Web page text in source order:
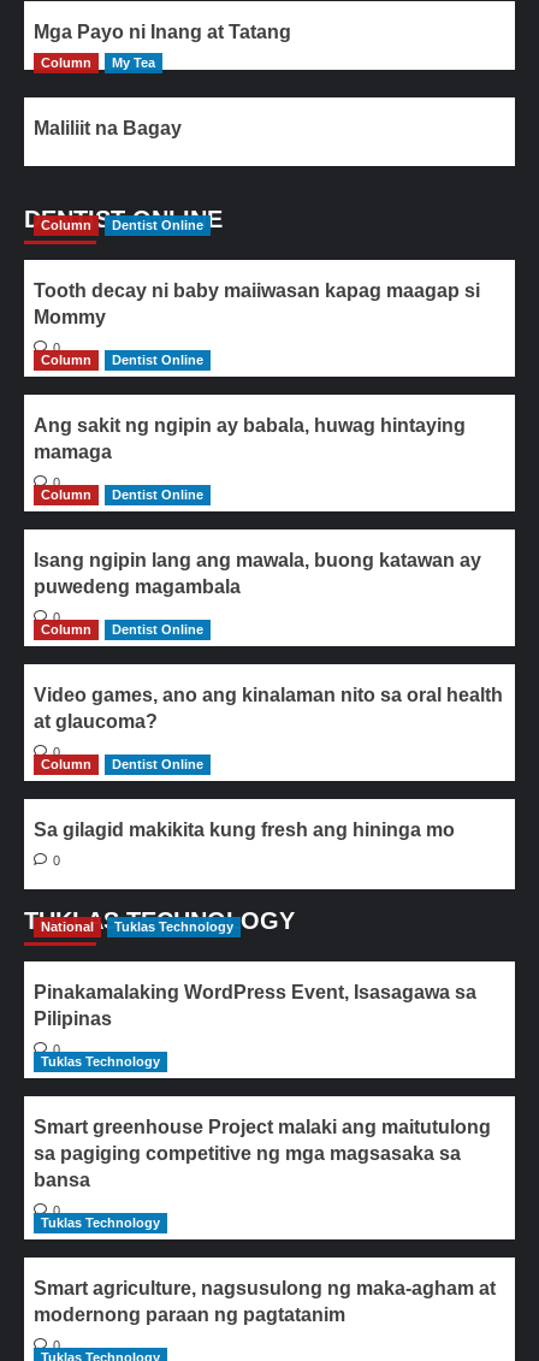
Mga Payo ni Inang at Tatang
Column My Tea
Maliliit na Bagay
DENTIST ONLINE
Column Dentist Online
Tooth decay ni baby maiiwasan kapag maagap si
Mommy
0
Column
Dentist Online
Ang sakit ng ngipin ay babala, huwag hintaying
mamaga
0
Column
Dentist Online
Isang ngipin lang ang mawala, buong katawan ay
puwedeng magambala
0
Column
Dentist Online
Video games, ano ang kinalaman nito sa oral health
at glaucoma?
0
Column
Dentist Online
Sa gilagid makikita kung fresh ang hininga mo
0
TUKLAS TECHNOLOGY
National Tuklas Technology
Pinakamalaking WordPress Event, Isasagawa sa
Pilipinas
0
Tuklas Technology
Smart greenhouse Project malaki ang maitutulong
sa pagiging competitive ng mga magsasaka sa
bansa
0
Tuklas Technology
Smart agriculture, nagsusulong ng maka-agham at
modernong paraan ng pagtatanim
0
Tuklas Technology